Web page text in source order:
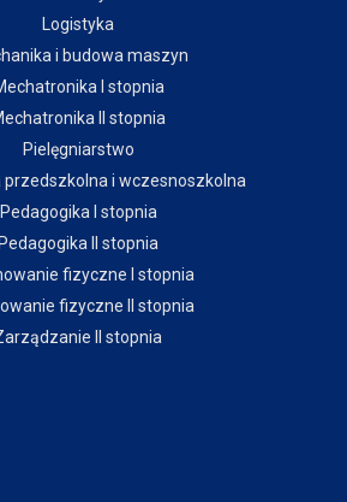
Logistyka
i budowa maszyn
I stopnia
II stopnia
Pielęgniarstwo
przedszkolna i wczesnoszkolna
Pedagogika I stopnia
Pedagogika II stopnia
fizyczne I stopnia
fizyczne II stopnia
II stopnia